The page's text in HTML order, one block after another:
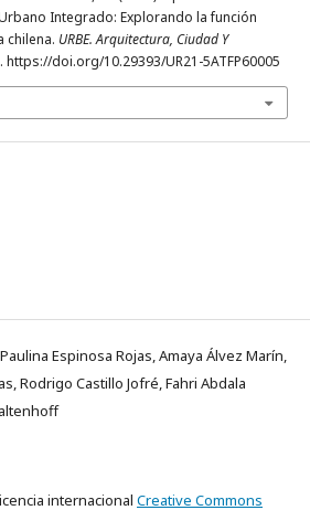
Integrado: Explorando la función
chilena. URBE. Arquitectura, Ciudad Y
https://doi.org/10.29393/UR21-5ATFP60005
Espinosa Rojas, Amaya Álvez Marín,
Rodrigo Castillo Jofré, Fahri Abdala
internacional Creative Commons